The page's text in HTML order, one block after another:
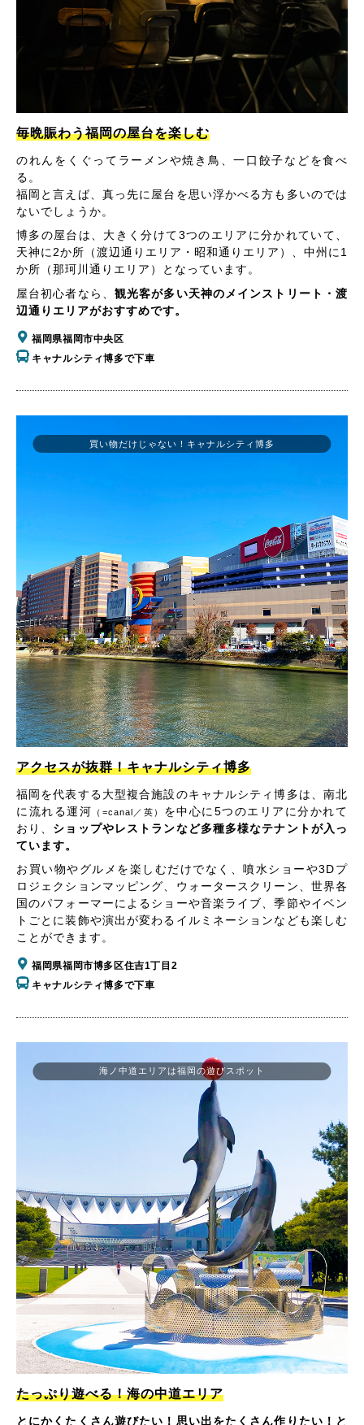
毎晩賑わう福岡の屋台を楽しむ
のれんをくぐってラーメンや焼き鳥、一口餃子などを食べ
る。
福岡と言えば、真っ先に屋台を思い浮かべる方も多いのでは
ないでしょうか。
博多の屋台は、大きく分けて3つのエリアに分かれていて、
天神に2か所（渡辺通りエリア・昭和通りエリア）、中州に1
か所（那珂川通りエリア）となっています。
屋台初心者なら、 観光客が多い天神のメインストリート・渡
辺通りエリアがおすすめです。
福岡県福岡市中央区
キャナルシティ博多で下車
アクセスが抜群！キャナルシティ博多
福岡を代表する大型複合施設のキャナルシティ博多は、南北
に流れる運河 （=canal／英）
を中心に5つのエリアに分かれて
おり、 ショップやレストランなど多種多様なテナントが入っ
ています。
お買い物やグルメを楽しむだけでなく、噴水ショーや3Dプ
ロジェクションマッピング、ウォータースクリーン、世界各
国のパフォーマーによるショーや音楽ライブ、季節やイベン
トごとに装飾や演出が変わるイルミネーションなども楽しむ
ことができます。
福岡県福岡市博多区住吉1丁目2
キャナルシティ博多で下車
買い物だけじゃない！キャナルシティ博多
海ノ中道エリアは福岡の遊びスポット
たっぷり遊べる！海の中道エリア
とにかくたくさん遊びたい！思い出をたくさん作りたい！と